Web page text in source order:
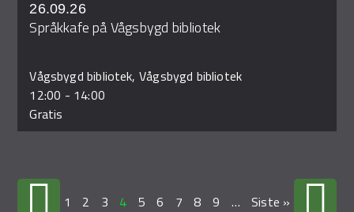
26.09.26
Språkkafe på Vågsbygd bibliotek
Vågsbygd bibliotek, Vågsbygd bibliotek
12:00 - 14:00
Gratis
1 2 3 4 5 6 7 8 9 … Siste »